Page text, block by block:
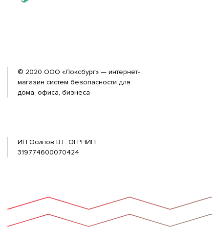
© 2020 ООО «Локсбург» — интернет-
магазин систем безопасности для
дома, офиса, бизнеса
ИП Осипов В.Г. ОГРНИП
319774600070424